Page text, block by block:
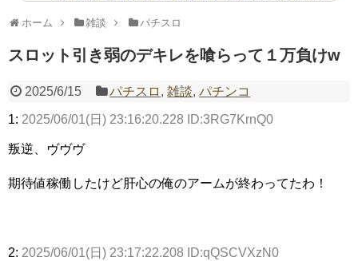
無職のパチンコカス(22)なんやが、ワイの人生どれくら
AngelBeats!とかいうクソアニメの思い出ｗｗｗ
ホーム 雑談 パチスロ
スロット引き弱のデキレを喰らって１万負けw
2025/6/15 パチスロ ,雑談,パチンコ
1: 2025/06/01(日) 23:16:20.228 ID:3RG7KrnQ0
叛逆、ヴヴヴ
期待値稼働したけど肝心の俺のアームが終わってたわ！
2: 2025/06/01(日) 23:17:22.208 ID:qQSCVXzN0